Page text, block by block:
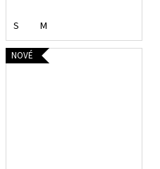
S M
NOVÉ